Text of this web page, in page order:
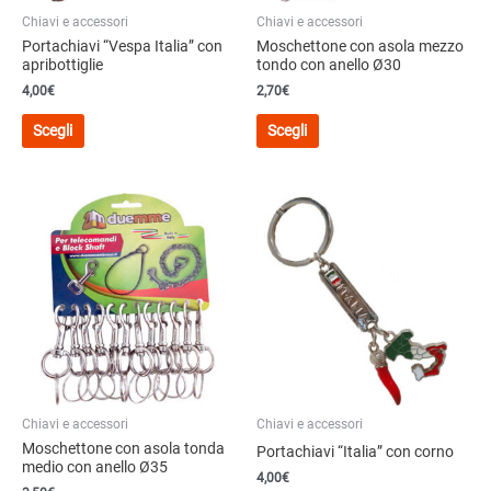
prodotto
del
prodotto
Chiavi e accessori
Portachiavi “Vespa Italia” con
apribottiglie
4,00€
Scegli
Questo
varianti.
Le
opzioni
possono
essere
scelte
nella
pagina
del
prodotto
Chiavi e accessori
Moschettone con asola mezzo
tondo con anello Ø30
2,70€
Scegli
Questo
varianti.
Le
opzioni
possono
essere
prodotto
Chiavi e accessori
Moschettone con asola tonda
medio con anello Ø35
Chiavi e accessori
Portachiavi “Italia” con corno
4,00€